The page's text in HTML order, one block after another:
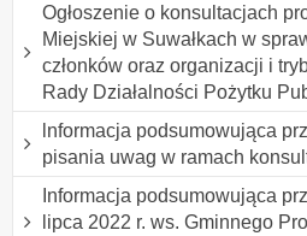
Ogłoszenie o konsultacjach
Miejskiej w Suwałkach w
członków oraz organizacji i
Rady Działalności Pożytku
lnformacja podsumowująca
pisania uwag w ramach
Informacja podsumowująca
lipca 2022 r. ws. Gminnego